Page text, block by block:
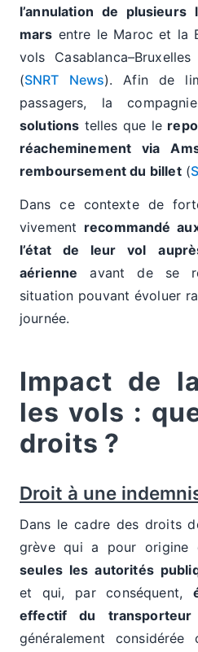
l’annulation de
mars entre le Maroc et la
vols
(SNRT News). Afin de
passagers, la
solutions telles que le
réacheminement via
remboursement du billet(
Dans ce contexte de
vivement recommandé
l’état de leur vol
aérienne avant de se
situation pouvant évoluer
journée.
Impact de
les vols :
droits ?
Droit à une
Dans le cadre des droits
grève qui a pour origine
seules les autorités
et qui, par conséquent,
effectif du transporteur
généralement considérée